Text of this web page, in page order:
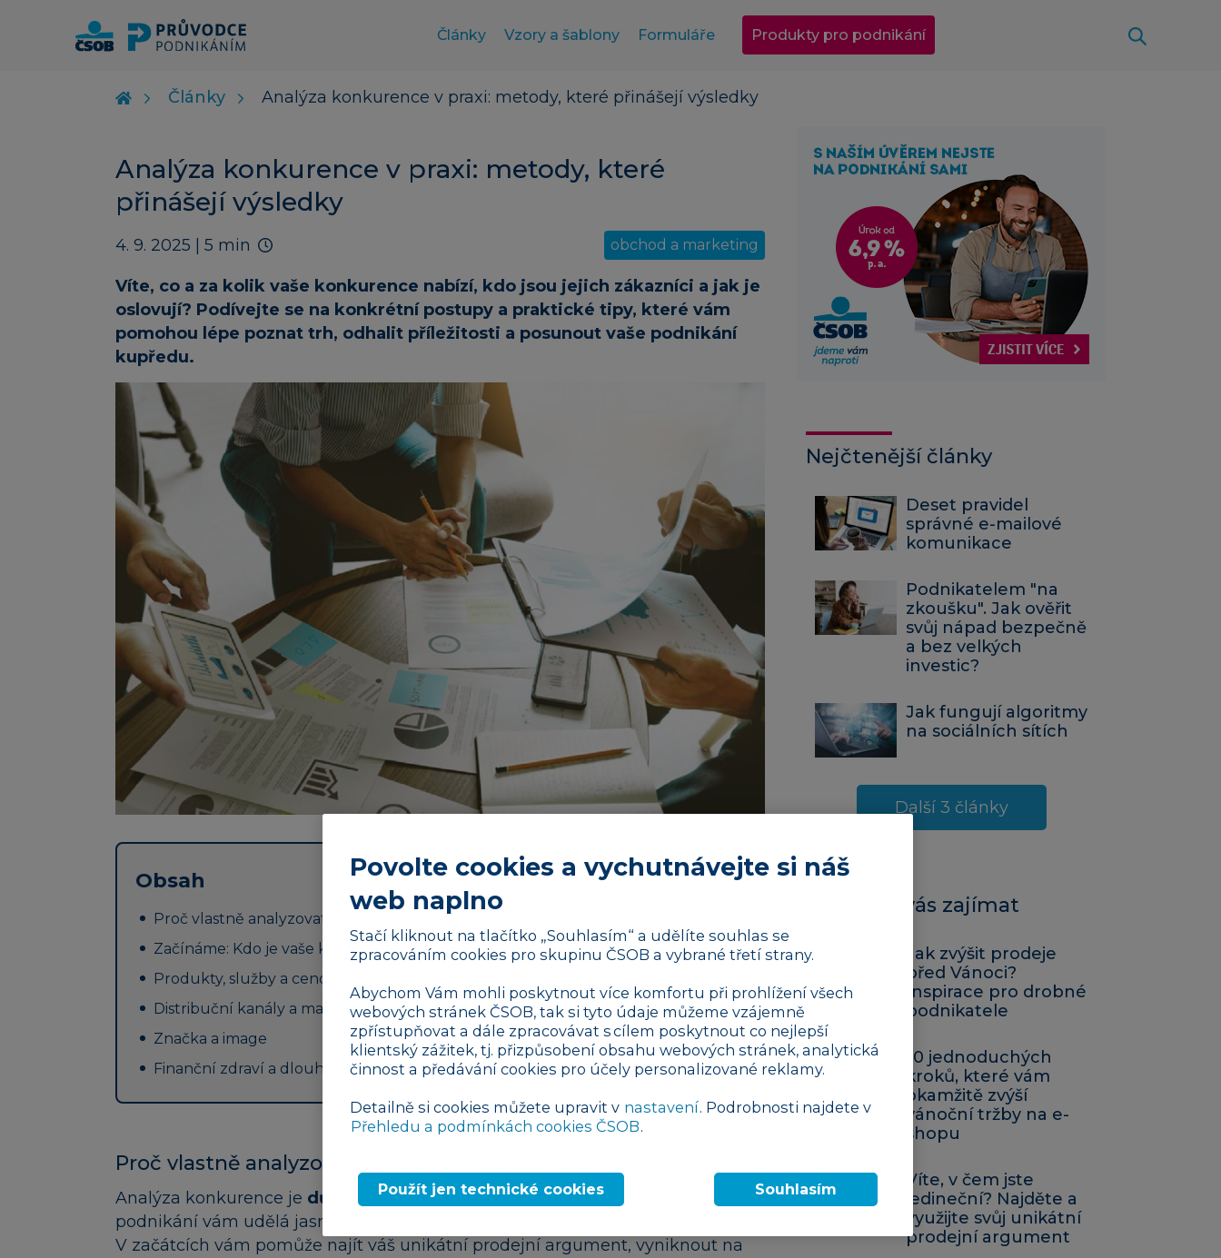
Články Vzory a šablony Formuláře Produkty pro podnikání
Články Analýza konkurence v praxi: metody, které přinášejí výsledky
Analýza konkurence v praxi: metody, které
přinášejí výsledky
4. 9. 2025 | 5 min obchod a marketing
Víte, co a za kolik vaše konkurence nabízí, kdo jsou jejich zákazníci a jak je
oslovují? Podívejte se na konkrétní postupy a praktické tipy, které vám
pomohou lépe poznat trh, odhalit příležitosti a posunout vaše podnikání
kupředu.
Obsah
Proč vlastně analyzovat konkurenci?
Začínáme: Kdo je vaše konkurence?
Produkty, služby a cenová politika
Distribuční kanály a marketing
Značka a image
Finanční zdraví a dlouhodobé strategie
Proč vlastně analyzovat konkurenci?
Analýza konkurence je důležitá ve všech fázích podnikání . Před zahájením
podnikání vám udělá jasno v tom, zda je pro váš produkt na trhu ještě prostor.
V začátcích vám pomůže najít váš unikátní prodejní argument, vyniknout na
Nejčtenější články
Deset pravidel
správné e-mailové
komunikace
Podnikatelem "na
zkoušku". Jak ověřit
svůj nápad bezpečně
a bez velkých
investic?
Jak fungují algoritmy
na sociálních sítích
Další 3 články
Mohlo by vás zajímat
Jak zvýšit prodeje
před Vánoci?
Inspirace pro drobné
podnikatele
10 jednoduchých
kroků, které vám
okamžitě zvýší
vánoční tržby na e-
shopu
Víte, v čem jste
jedineční? Najděte a
využijte svůj unikátní
prodejní argument
Povolte cookies a vychutnávejte si náš
web naplno
Stačí kliknout na tlačítko „Souhlasím“ a udělíte souhlas se
zpracováním cookies pro skupinu ČSOB a vybrané třetí strany.
Abychom Vám mohli poskytnout více komfortu při prohlížení všech
webových stránek ČSOB, tak si tyto údaje můžeme vzájemně
zpřístupňovat a dále zpracovávat s cílem poskytnout co nejlepší
klientský zážitek, tj. přizpůsobení obsahu webových stránek, analytická
činnost a předávání cookies pro účely personalizované reklamy.
Detailně si cookies můžete upravit v nastavení. Podrobnosti najdete v
Přehledu a podmínkách cookies ČSOB.
Použít jen technické cookies Souhlasím